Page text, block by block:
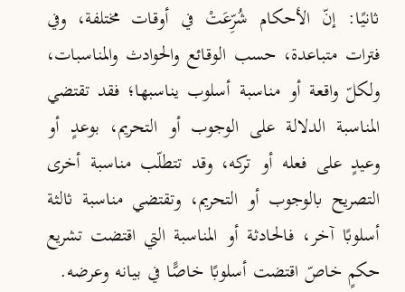
ثانيًا: إنّ الأحكام شُرِّعَتْ في أوقات مختلفة، وفي
فترات متباعدة، حسب الوقائع والحوادث والمناسبات،
ولكلّ واقعة أو مناسبة أسلوب يناسبها؛ فقد تقتضي
المناسبة الدلالة على الوجوب أو التحريم، بوعدٍ أو
وعيدٍ على فعله أو تركه، وقد تتطلّب مناسبة أخرى
التصريح بالوجوب أو التحريم، وتقتضي مناسبة ثالثة
أسلوبًا آخر، فالحادثة أو المناسبة التي اقتضت تشريع
حكمٍ خاصّ اقتضت أسلوبًا خاصًّا في بيانه وعرضه.